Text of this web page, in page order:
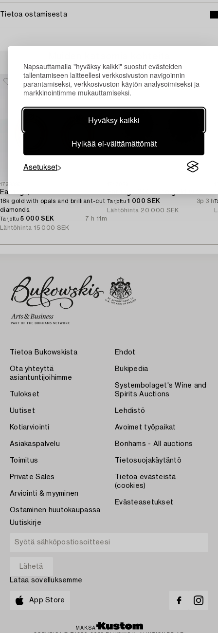
Napsauttamalla "hyväksy kaikki" suostut evästeiden
tallentamiseen laitteellesi verkkosivuston navigoinnin
parantamiseksi, verkkosivuston käytön analysoimiseksi ja
markkinointimme mukauttamiseksi.
Hyväksy kaikki
Hylkää ei-välttämättömät
Asetukset
Tietoa ostamisesta
1729399
Earrings,
18k gold with opals and brilliant-cut
diamonds.
Tarjottu5 000 SEK
7 h 11m
Lähtöhinta 15 000 SEK
Tarjottu1 000 SEK
3p 3 h
Lähtöhinta 20 000 SEK
Tietoa Bukowskista
Ota yhteyttä
asiantuntijoihimme
Tulokset
Uutiset
Kotiarviointi
Asiakaspalvelu
Toimitus
Private Sales
Arviointi & myyminen
Ostaminen huutokaupassa
Ehdot
Bukipedia
Systembolaget's Wine and
Spirits Auctions
Lehdistö
Avoimet työpaikat
Bonhams - All auctions
Tietosuojakäytäntö
Tietoa evästeistä
(cookies)
Evästeasetukset
Uutiskirje
Lataa sovelluksemme
App Store
MAKSA